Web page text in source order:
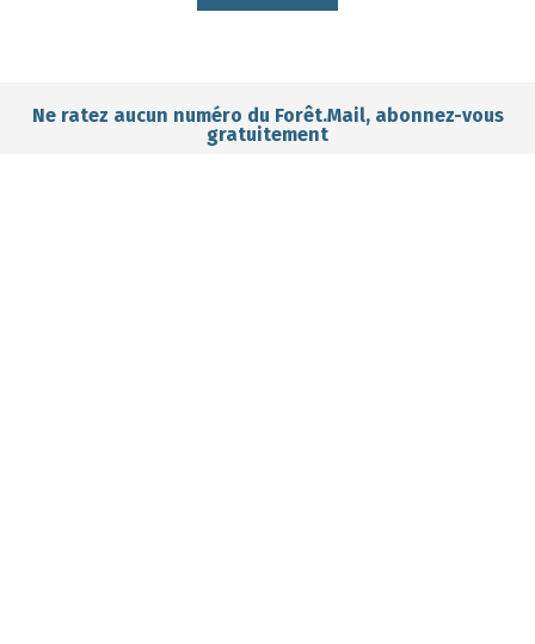
Ne ratez aucun numéro du Forêt.Mail, abonnez-vous
gratuitement